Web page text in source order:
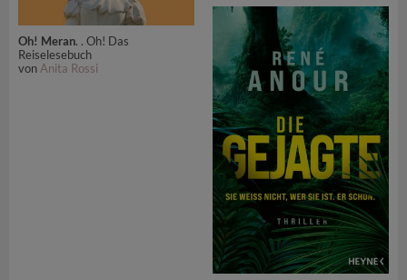
Oh! Meran. . Oh! Das
Reiselesebuch
von Anita Rossi